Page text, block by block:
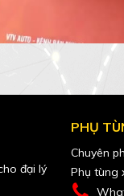
đại lý
PHỤ
Chuyên
Phụ tùng